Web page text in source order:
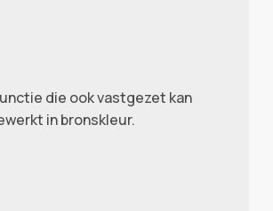
die ook vastgezet kan
in bronskleur.